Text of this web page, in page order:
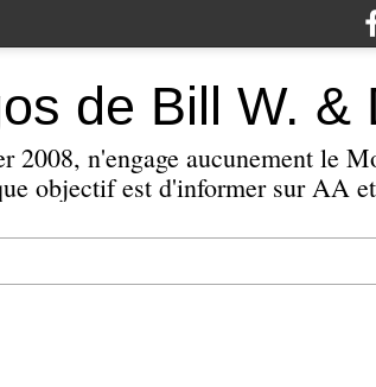
de Bill W. &
2008, n'engage aucunement le
objectif est d'informer sur AA